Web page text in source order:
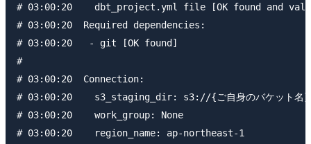
# 03:00:20    dbt_project.yml file [OK found and
# 03:00:20  Required dependencies:
# 03:00:20   - git [OK found]
#
# 03:00:20  Connection:
# 03:00:20    s3_staging_dir: s3://{ご自身のバケット
# 03:00:20    work_group: None
# 03:00:20    region_name: ap-northeast-1